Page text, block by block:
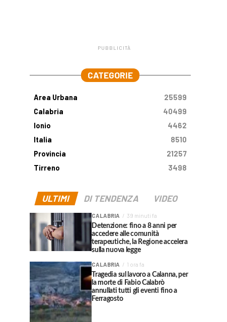
PUBBLICITÀ
CATEGORIE
Area Urbana
25599
Calabria
40499
Ionio
4462
Italia
8510
Provincia
21257
Tirreno
3498
ULTIMI DI TENDENZA VIDEO
CALABRIA 39 minuti fa
Detenzione: fino a 8 anni per
accedere alle comunità
terapeutiche, la Regione accelera
sulla nuova legge
CALABRIA 1 ora fa
Tragedia sul lavoro a Calanna, per
la morte di Fabio Calabrò
annullati tutti gli eventi fino a
Ferragosto